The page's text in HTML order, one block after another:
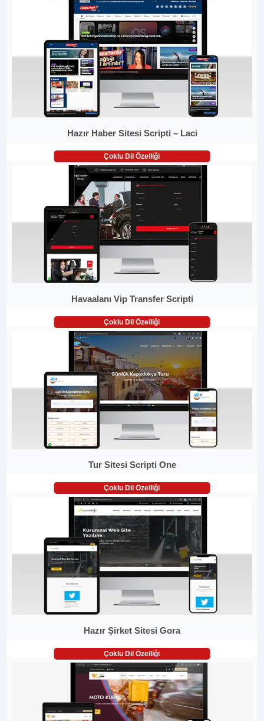
Hazır Haber Sitesi Scripti – Laci
Çoklu Dil Özelliği
Havaalanı Vip Transfer Scripti
Çoklu Dil Özelliği
Tur Sitesi Scripti One
Çoklu Dil Özelliği
Hazır Şirket Sitesi Gora
Çoklu Dil Özelliği